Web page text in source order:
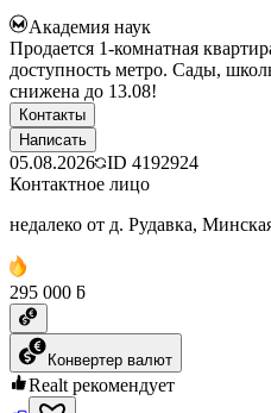
Академия наук
Продается 1-комнатная
доступность метро. Сады,
снижена до 13.08!
Контакты
Написать
05.08.2026 ID 4192924
Контактное лицо
недалеко от д. Рудавка,
295 000 ƃ
Конвертер валют
Realt рекомендует